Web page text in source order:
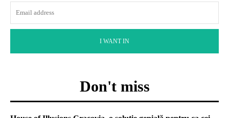
I WANT IN
Don't miss